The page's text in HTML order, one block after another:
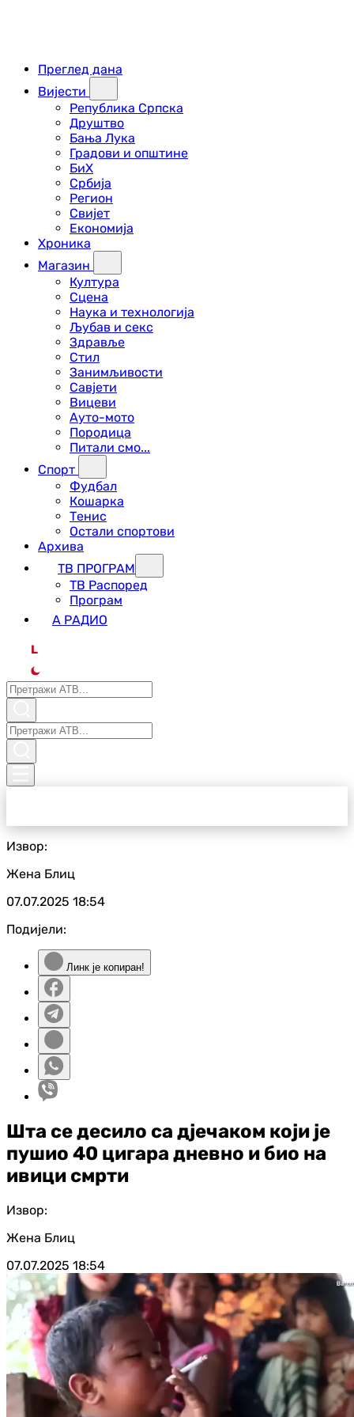
Преглед дана
Вијести
Република Српска
Друштво
Бања Лука
Градови и општине
БиХ
Србија
Регион
Свијет
Економија
Хроника
Магазин
Култура
Сцена
Наука и технологија
Љубав и секс
Здравље
Стил
Занимљивости
Савјети
Вицеви
Ауто-мото
Породица
Питали смо...
Спорт
Фудбал
Кошарка
Тенис
Остали спортови
Архива
ТВ ПРОГРАМ
ТВ Распоред
Програм
А РАДИО
L
Извор:
Жена Блиц
07.07.2025 18:54
Подијели:
Линк је копиран!
Шта се десило са дјечаком који је
пушио 40 цигара дневно и био на
ивици смрти
Извор:
Жена Блиц
07.07.2025 18:54